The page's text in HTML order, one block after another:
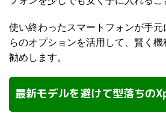
使い終わったスマートフォンが手
らのオプションを活用して、賢く
勧めします。
最新モデルを避けて型落ちの